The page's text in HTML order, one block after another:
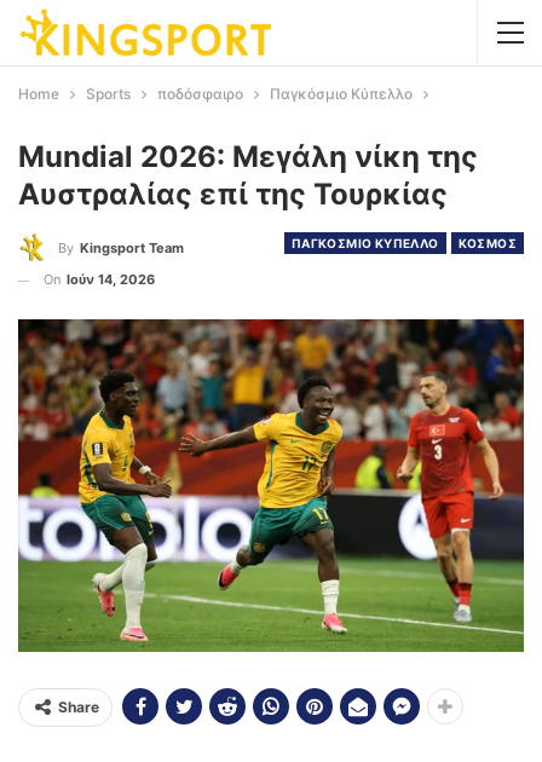
Home Sports ποδόσφαιρο Παγκόσμιο Κύπελλο
Mundial 2026: Μεγάλη νίκη της
Αυστραλίας επί της Τουρκίας
ΠΑΓΚΟΣΜΙΟ ΚΥΠΕΛΛΟ ΚΟΣΜΟΣ
By Kingsport Team
On Ιούν 14, 2026
Share